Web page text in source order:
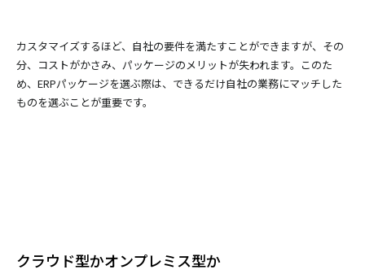
カスタマイズするほど、自社の要件を満たすことができますが、その
分、コストがかさみ、パッケージのメリットが失われます。このた
め、ERPパッケージを選ぶ際は、できるだけ自社の業務にマッチした
ものを選ぶことが重要です。
クラウド型かオンプレミス型か